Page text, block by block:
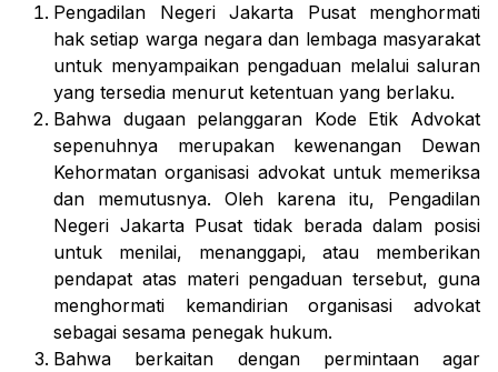
Pengadilan Negeri Jakarta Pusat menghormati
hak setiap warga negara dan lembaga masyarakat
untuk menyampaikan pengaduan melalui saluran
yang tersedia menurut ketentuan yang berlaku.
Bahwa dugaan pelanggaran Kode Etik Advokat
sepenuhnya merupakan kewenangan Dewan
Kehormatan organisasi advokat untuk memeriksa
dan memutusnya. Oleh karena itu, Pengadilan
Negeri Jakarta Pusat tidak berada dalam posisi
untuk menilai, menanggapi, atau memberikan
pendapat atas materi pengaduan tersebut, guna
menghormati kemandirian organisasi advokat
sebagai sesama penegak hukum.
Bahwa berkaitan dengan permintaan agar